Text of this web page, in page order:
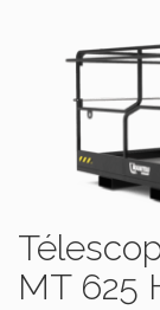
MT 625